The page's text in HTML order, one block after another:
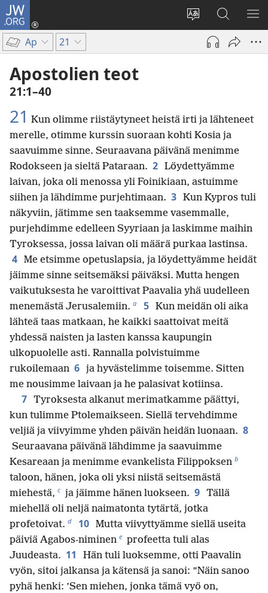
JW.ORG
Vaihda
sivuston
kieli
Kirjaudu
(avaa
ikkunan)
Hae
JW.ORG-
sivustolta
Ap 21
Apostolien teot
21:1–40
21 Kun olimme riistäytyneet heistä irti ja lähteneet
merelle, otimme kurssin suoraan kohti Kosia ja
saavuimme sinne. Seuraavana päivänä menimme
Rodokseen ja sieltä Pataraan. 2 Löydettyämme
laivan, joka oli menossa yli Foinikiaan, astuimme
siihen ja lähdimme purjehtimaan. 3 Kun Kypros tuli
näkyviin, jätimme sen taaksemme vasemmalle,
purjehdimme edelleen Syyriaan ja laskimme maihin
Tyroksessa, jossa laivan oli määrä purkaa lastinsa.
4 Me etsimme opetuslapsia, ja löydettyämme heidät
jäimme sinne seitsemäksi päiväksi. Mutta hengen
vaikutuksesta he varoittivat Paavalia yhä uudelleen
menemästä Jerusalemiin. a 5 Kun meidän oli aika
lähteä taas matkaan, he kaikki saattoivat meitä
yhdessä naisten ja lasten kanssa kaupungin
ulkopuolelle asti. Rannalla polvistuimme
rukoilemaan 6 ja hyvästelimme toisemme. Sitten
me nousimme laivaan ja he palasivat kotiinsa.
7 Tyroksesta alkanut merimatkamme päättyi,
kun tulimme Ptolemaikseen. Siellä tervehdimme
veljiä ja viivyimme yhden päivän heidän luonaan. 8
Seuraavana päivänä lähdimme ja saavuimme
Kesareaan ja menimme evankelista Filippoksen b
taloon, hänen, joka oli yksi niistä seitsemästä
miehestä, c ja jäimme hänen luokseen. 9 Tällä
miehellä oli neljä naimatonta tytärtä, jotka
profetoivat. d 10 Mutta viivyttyämme siellä useita
päiviä Agabos-niminen e profeetta tuli alas
Juudeasta. 11
Hän tuli luoksemme, otti Paavalin
vyön, sitoi jalkansa ja kätensä ja sanoi: ”Näin sanoo
pyhä henki: ’Sen miehen, jonka tämä vyö on,